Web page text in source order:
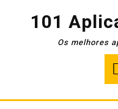
101
Os melhores